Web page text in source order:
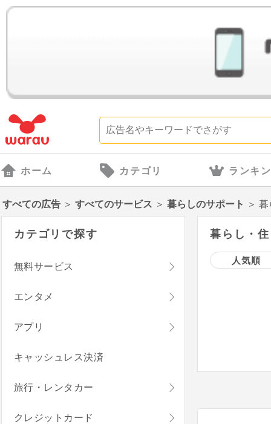
ホーム カテゴリ ランキ
すべての広告 ＞ すべてのサービス ＞ 暮らしのサポート ＞ 暮
暮らし・
人気順
カテゴリで探す
無料サービス
エンタメ
アプリ
キャッシュレス決済
旅行・レンタカー
クレジットカード